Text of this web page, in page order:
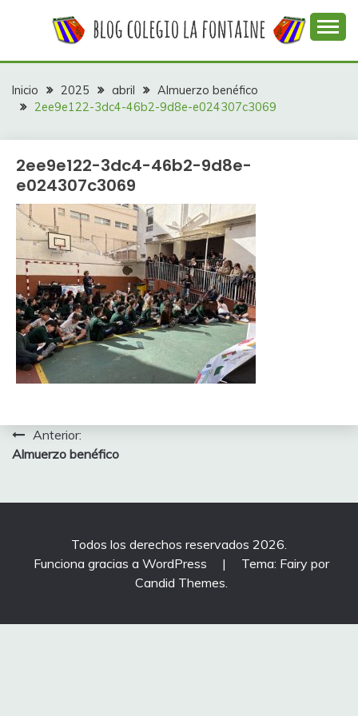
COLEGIO LA
FONTAINE
colegio La Fontaine
Inicio 2025 abril
Almuerzo benéfico
2ee9e122-3dc4-46b2-9d8e-e024307c3069
2ee9e122-3dc4-46b2-9d8e-
e024307c3069
Navegación
de
entradas
Anterior:
Almuerzo benéfico
Todos los derechos reservados 2026.
Funciona gracias a WordPress
|
Tema: Fairy por
Candid Themes